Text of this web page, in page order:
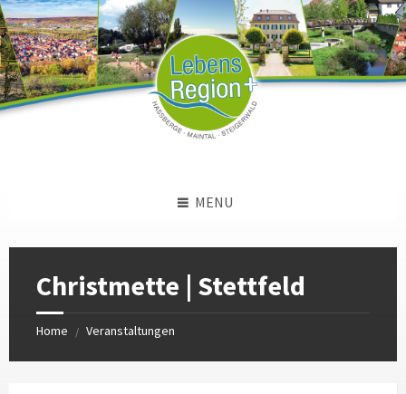
Skip
to
content
Skip
to
left
sidebar
Skip
to
footer
MENU
Christmette | Stettfeld
Home / Veranstaltungen